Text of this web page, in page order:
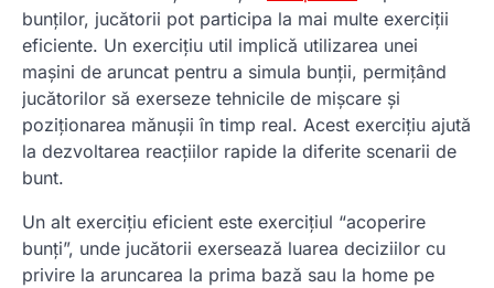
bunților, jucătorii pot participa la mai multe exerciții
eficiente. Un exercițiu util implică utilizarea unei
mașini de aruncat pentru a simula bunții, permițând
jucătorilor să exerseze tehnicile de mișcare și
poziționarea mănușii în timp real. Acest exercițiu ajută
la dezvoltarea reacțiilor rapide la diferite scenarii de
bunt.
Un alt exercițiu eficient este exercițiul “acoperire
bunți”, unde jucătorii exersează luarea deciziilor cu
privire la aruncarea la prima bază sau la home pe